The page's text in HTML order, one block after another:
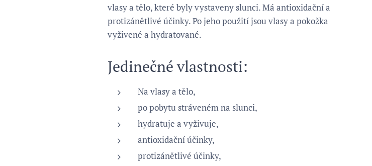
vlasy a tělo, které byly vystaveny slunci. Má antioxidační a
protizánětlivé účinky. Po jeho použití jsou vlasy a pokožka
vyživené a hydratované.
Jedinečné vlastnosti:
Na vlasy a tělo,
po pobytu stráveném na slunci,
hydratuje a vyživuje,
antioxidační účinky,
protizánětlivé účinky,